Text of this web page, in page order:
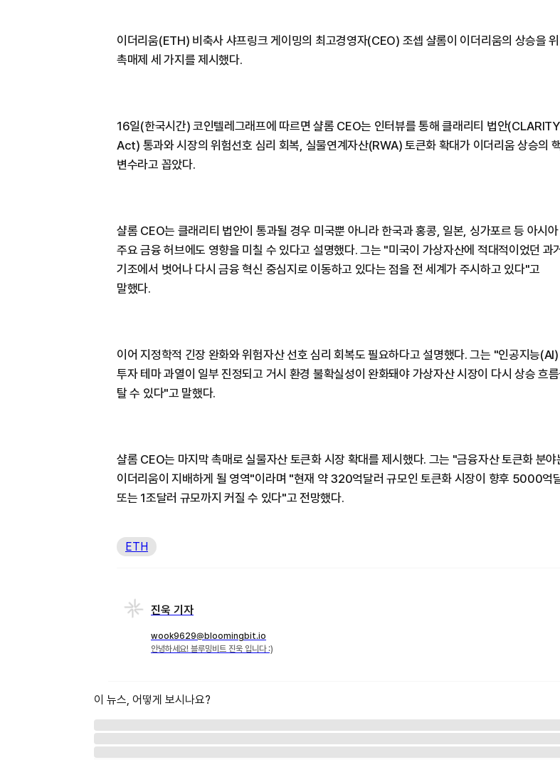
이더리움(ETH) 비축사 샤프링크 게이밍의 최고경영자(CEO) 조셉 샬롬이 이더리움의 상승을
촉매제 세 가지를 제시했다.
16일(한국시간) 코인텔레그래프에 따르면 샬롬 CEO는 인터뷰를 통해 클래리티 법안(CLARITY
Act) 통과와 시장의 위험선호 심리 회복, 실물연계자산(RWA) 토큰화 확대가 이더리움 상승의
변수라고 꼽았다.
샬롬 CEO는 클래리티 법안이 통과될 경우 미국뿐 아니라 한국과 홍콩, 일본, 싱가포르 등 아시아
주요 금융 허브에도 영향을 미칠 수 있다고 설명했다. 그는 "미국이 가상자산에 적대적이었던 과
기조에서 벗어나 다시 금융 혁신 중심지로 이동하고 있다는 점을 전 세계가 주시하고 있다"고
말했다.
이어 지정학적 긴장 완화와 위험자산 선호 심리 회복도 필요하다고 설명했다. 그는 "인공지능(AI)
투자 테마 과열이 일부 진정되고 거시 환경 불확실성이 완화돼야 가상자산 시장이 다시 상승 흐
탈 수 있다"고 말했다.
샬롬 CEO는 마지막 촉매로 실물자산 토큰화 시장 확대를 제시했다. 그는 "금융자산 토큰화 분야
이더리움이 지배하게 될 영역"이라며 "현재 약 320억달러 규모인 토큰화 시장이 향후 5000억
또는 1조달러 규모까지 커질 수 있다"고 전망했다.
ETH
진욱 기자
wook9629@bloomingbit.io
안녕하세요! 블루밍비트 진욱 입니다 :)
이 뉴스, 어떻게 보시나요?